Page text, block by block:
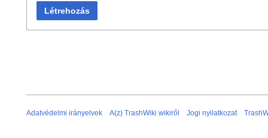
Létrehozás
Adatvédelmi irányelvek A(z) TrashWiki wikiről Jogi nyilatkozat